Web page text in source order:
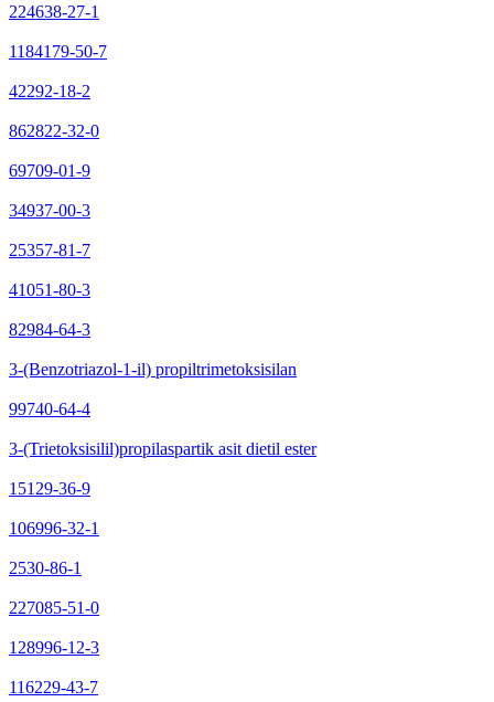
224638-27-1
1184179-50-7
42292-18-2
862822-32-0
69709-01-9
34937-00-3
25357-81-7
41051-80-3
82984-64-3
3-(Benzotriazol-1-il) propiltrimetoksisilan
99740-64-4
3-(Trietoksisilil)propilaspartik asit dietil ester
15129-36-9
106996-32-1
2530-86-1
227085-51-0
128996-12-3
116229-43-7